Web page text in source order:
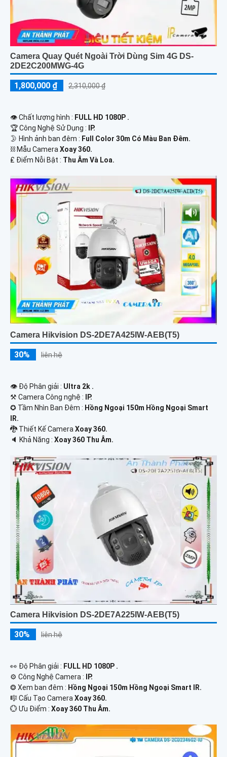
Camera Quay Quét Ngoài Trời Dùng Sim 4G DS-
2DE2C200MWG-4G
1,800,000 ₫ 2,310,000 ₫
👁 Chất lượng hình : FULL HD 1080P .
🏆 Công Nghệ Sử Dụng :
IP.
🌛 Hình ảnh ban đêm : Full Color 30m Có Màu Ban Ðêm.
⛓ Mẫu CameraXoay 360.
️₤ Điểm Nỗi Bật : Thu Âm Và Loa.
Camera Hikvision DS-2DE7A425IW-AEB(T5)
30% liên hệ
👁 Độ Phân giải : Ultra 2k .
⚒ Camera Công nghệ :
IP.
✪ Tầm Nhìn Ban Đêm : Hồng Ngoại 150m Hồng Ngoại Smart
IR.
🐉️ Thiết Kế Camera Xoay 360.
️🔈 Khả Năng : Xoay 360 Thu Âm.
Camera Hikvision DS-2DE7A225IW-AEB(T5)
30% liên hệ
️👀 Độ Phân giải : FULL HD 1080P .
⚙ Công Nghệ Camera :
IP.
❂ Xem ban đêm : Hồng Ngoại 150m Hồng Ngoại Smart IR.
🎼️ Cấu Tạo Camera Xoay 360.
️💮 Ưu Điểm : Xoay 360 Thu Âm.